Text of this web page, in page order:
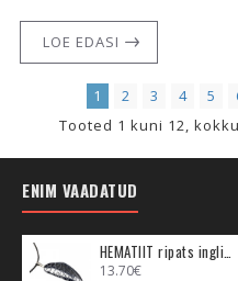
LOE EDASI
1 2 3 4 5
Tooted 1 kuni 12,
ENIM VAADATUD
13.70€